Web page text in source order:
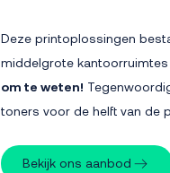
Deze printoplossingen
middelgrote
om te weten!
toners voor de helft van de
Bekijk ons aanbod